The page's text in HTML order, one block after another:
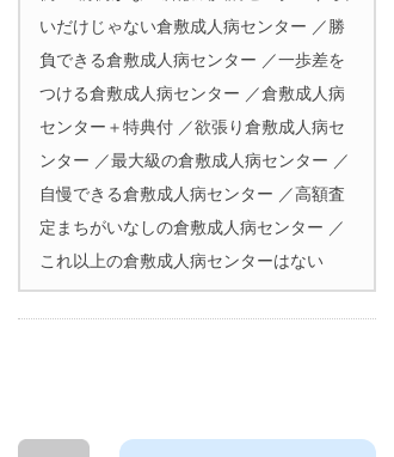
いだけじゃない倉敷成人病センター ／勝
負できる倉敷成人病センター ／一歩差を
つける倉敷成人病センター ／倉敷成人病
センター＋特典付 ／欲張り倉敷成人病セ
ンター ／最大級の倉敷成人病センター ／
自慢できる倉敷成人病センター ／高額査
定まちがいなしの倉敷成人病センター ／
これ以上の倉敷成人病センターはない